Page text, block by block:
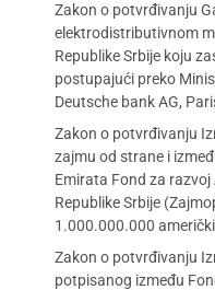
Zakon o potvrđivanju
elektrodistributivnom
Republike Srbije koju
postupajući preko
Deutsche bank AG,
Zakon o potvrđivanju
zajmu od strane i
Emirata Fond za
Republike Srbije
1.000.000.000
Zakon o potvrđivanju
potpisanog između